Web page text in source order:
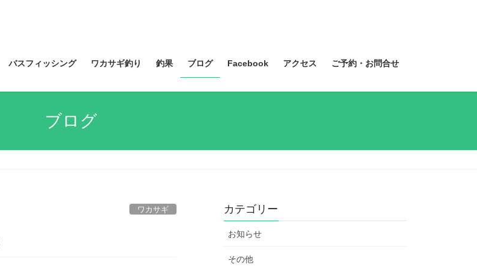
バスフィッシング ワカサギ釣り 釣果 ブログ Facebook アクセス ご予約・お問合せ
ブログ
ワカサギ カテゴリー
お知らせ
その他